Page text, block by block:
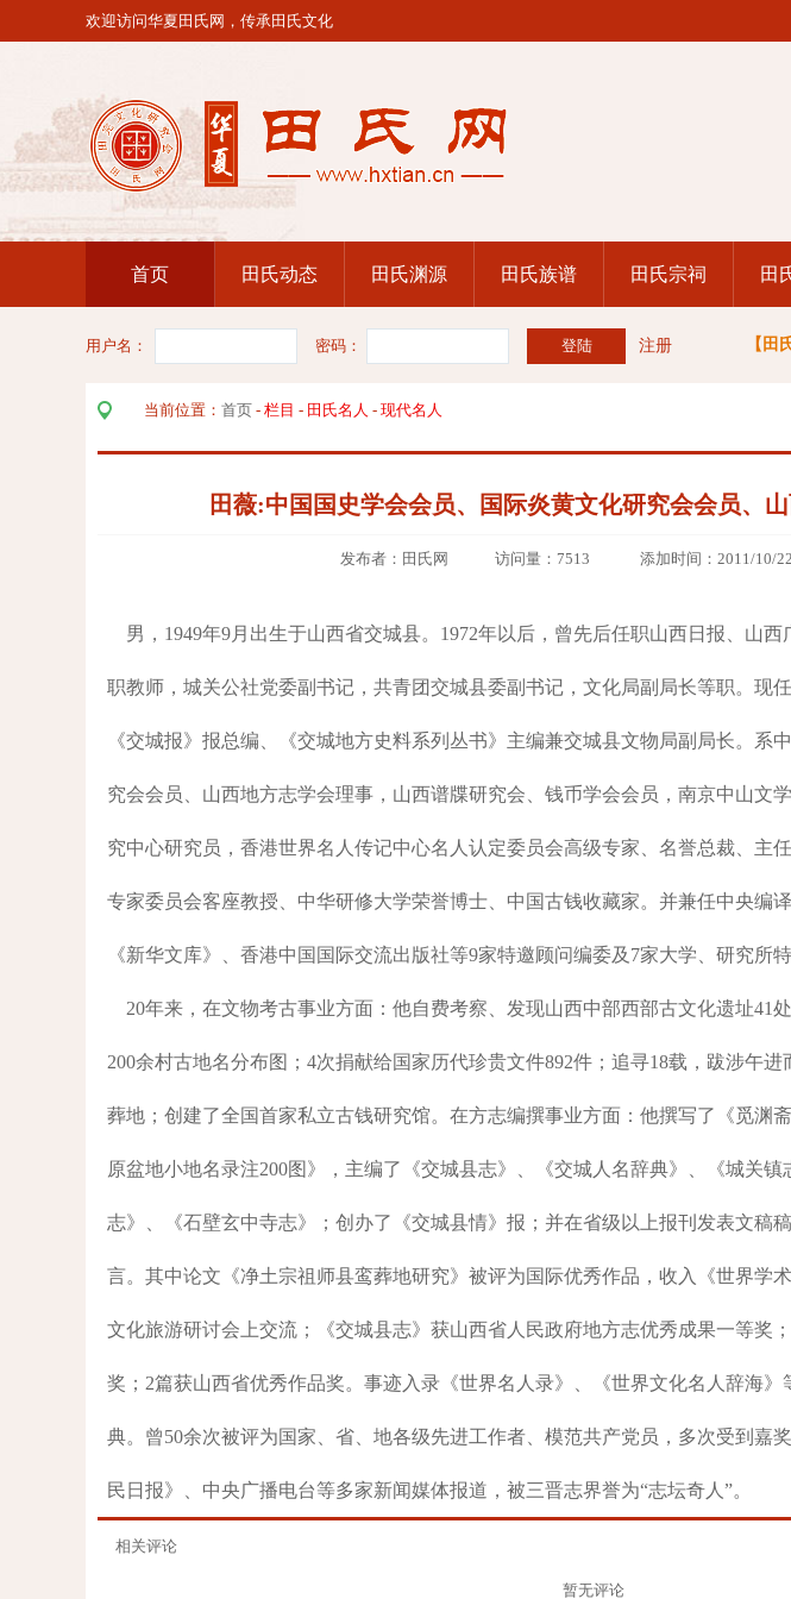
欢迎访问华夏田氏网，传承田氏文化
首页 田氏动态 田氏渊源 田氏族谱 田氏宗祠 田
用户名： 密码： 注册 【田
当前位置： 首页 - 栏目 - 田氏名人 - 现代名人
田薇:中国国史学会会员、国际炎黄文化研究会会员、
发布者：田氏网 访问量：7513 添加时间：2011/10/22
男，1949年9月出生于山西省交城县。1972年以后，曾先后任职山西日报、山
职教师，城关公社党委副书记，共青团交城县委副书记，文化局副局长等职。现
《交城报》报总编、《交城地方史料系列丛书》主编兼交城县文物局副局长。系
究会会员、山西地方志学会理事，山西谱牒研究会、钱币学会会员，南京中山文
究中心研究员，香港世界名人传记中心名人认定委员会高级专家、名誉总裁、主
专家委员会客座教授、中华研修大学荣誉博士、中国古钱收藏家。并兼任中央编
《新华文库》、香港中国国际交流出版社等9家特邀顾问编委及7家大学、研究所
20年来，在文物考古事业方面：他自费考察、发现山西中部西部古文化遗址41
200余村古地名分布图；4次捐献给国家历代珍贵文件892件；追寻18载，跋涉午
葬地；创建了全国首家私立古钱研究馆。在方志编撰事业方面：他撰写了《觅渊
原盆地小地名录注200图》，主编了《交城县志》、《交城人名辞典》、《城关
志》、《石壁玄中寺志》；创办了《交城县情》报；并在省级以上报刊发表文稿
言。其中论文《净土宗祖师县鸾葬地研究》被评为国际优秀作品，收入《世界学
文化旅游研讨会上交流；《交城县志》获山西省人民政府地方志优秀成果一等奖
奖；2篇获山西省优秀作品奖。事迹入录《世界名人录》、《世界文化名人辞海》
典。曾50余次被评为国家、省、地各级先进工作者、模范共产党员，多次受到嘉
民日报》、中央广播电台等多家新闻媒体报道，被三晋志界誉为“志坛奇人”。
相关评论
暂无评论